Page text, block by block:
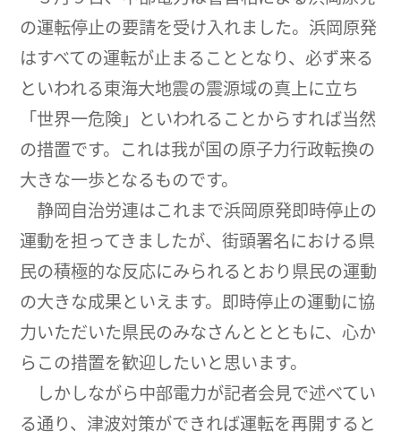
の運転停止の要請を受け入れました。浜岡原発
はすべての運転が止まることとなり、必ず来る
といわれる東海大地震の震源域の真上に立ち
「世界一危険」といわれることからすれば当然
の措置です。これは我が国の原子力行政転換の
大きな一歩となるものです。
静岡自治労連はこれまで浜岡原発即時停止の
運動を担ってきましたが、街頭署名における県
民の積極的な反応にみられるとおり県民の運動
の大きな成果といえます。即時停止の運動に協
力いただいた県民のみなさんととともに、心か
らこの措置を歓迎したいと思います。
しかしながら中部電力が記者会見で述べてい
る通り、津波対策ができれば運転を再開すると